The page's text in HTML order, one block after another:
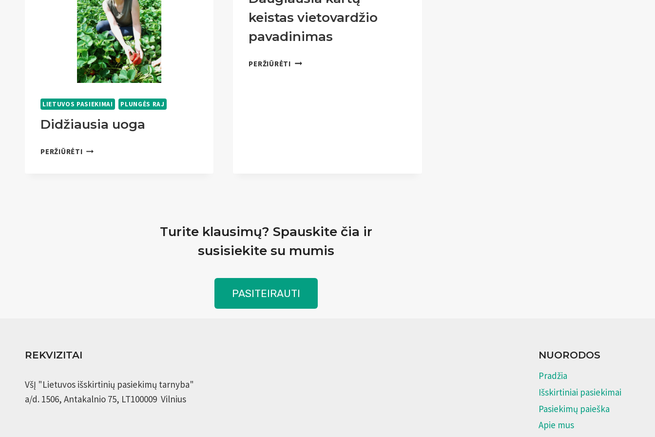
LIETUVOS PASIEKIMAI PLUNGĖS RAJ
Didžiausia uoga
PERŽIŪRĖTIDIDŽIAUSIA
keistas vietovardžio
pavadinimas
PERŽIŪRĖTIDAUGIAUSIA
Turite klausimų? Spauskite čia ir
susisiekite su mumis
PASITEIRAUTI
REKVIZITAI
VšĮ "Lietuvos išskirtinių pasiekimų tarnyba"
a/d. 1506, Antakalnio 75, LT100009 Vilnius
NUORODOS
Pradžia
Išskirtiniai pasiekimai
Pasiekimų paieška
Apie mus